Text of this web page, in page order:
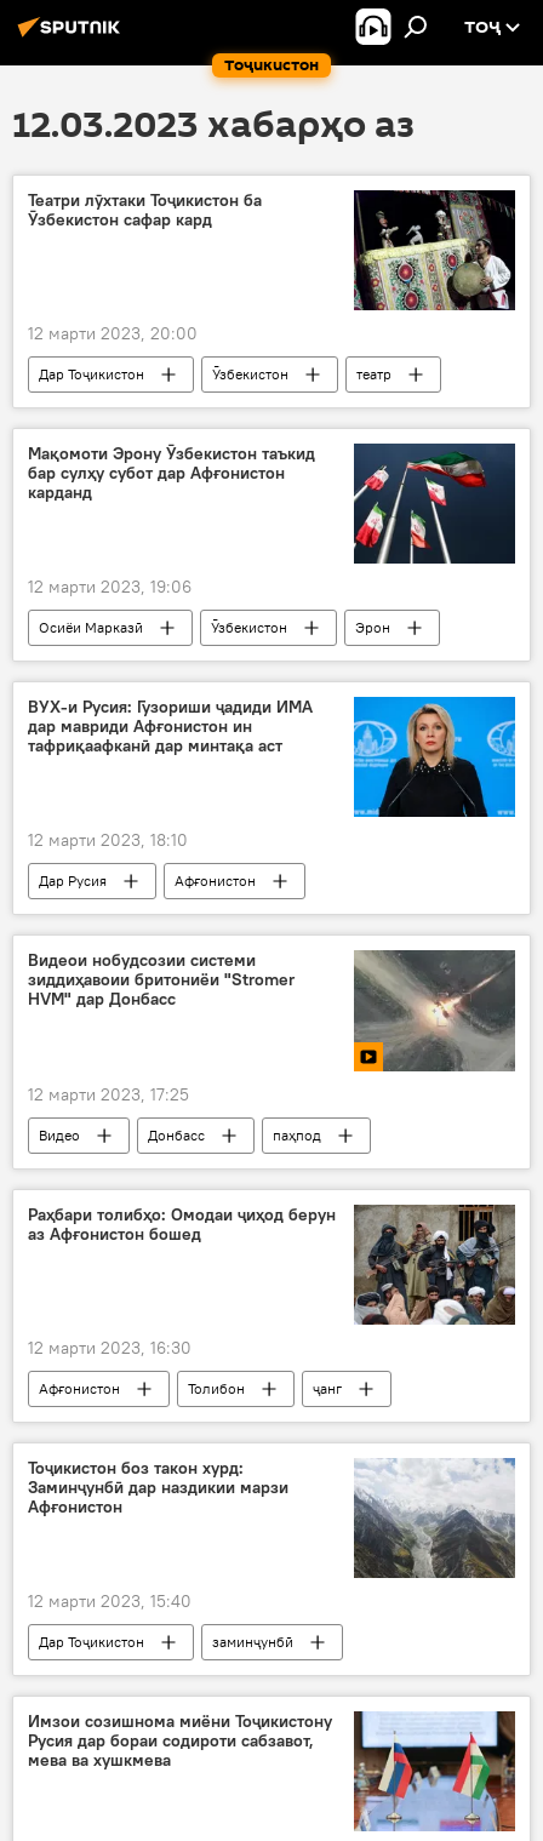
Тоҷикистон
ТОҶ
12.03.2023 хабарҳо аз
Театри лӯхтаки Тоҷикистон ба
Ӯзбекистон сафар кард
12 марти 2023, 20:00
Дар Тоҷикистон Ӯзбекистон
театр
лӯхтак
намоиш ҳамкорӣ
Мақомоти Эрону Ӯзбекистон таъкид
бар сулҳу субот дар Афғонистон
карданд
12 марти 2023, 19:06
Осиёи Марказӣ Ӯзбекистон
Эрон
ҳамкорӣ
равобит Афғонистон
ВУХ-и Русия: Гузориши ҷадиди ИМА
дар мавриди Афғонистон ин
тафриқаафканӣ дар минтақа аст
12 марти 2023, 18:10
Дар Русия
Афғонистон
Мария Захарова
ИМА
гузориш
вокуниш
Видеои нобудсозии системи
зиддиҳавоии бритониёи "Stromer
HVM" дар Донбасс
12 марти 2023, 17:25
Видео Донбасс
паҳпод
Украина
артиши Русия
амалиёти вижа
Раҳбари толибҳо: Омодаи ҷиҳод берун
аз Афғонистон бошед
12 марти 2023, 16:30
Афғонистон Толибон
ҷанг
раҳбар
ҷиҳод Осиёи Марказӣ
Тоҷикистон боз такон хурд:
Заминҷунбӣ дар наздикии марзи
Афғонистон
12 марти 2023, 15:40
Дар Тоҷикистон
заминҷунбӣ
зилзила
зилзиласанҷӣ
марз
Имзои созишнома миёни Тоҷикистону
Русия дар бораи содироти сабзавот,
мева ва хушкмева